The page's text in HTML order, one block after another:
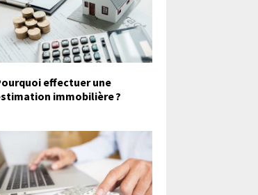
effectuer une
immobilière ?